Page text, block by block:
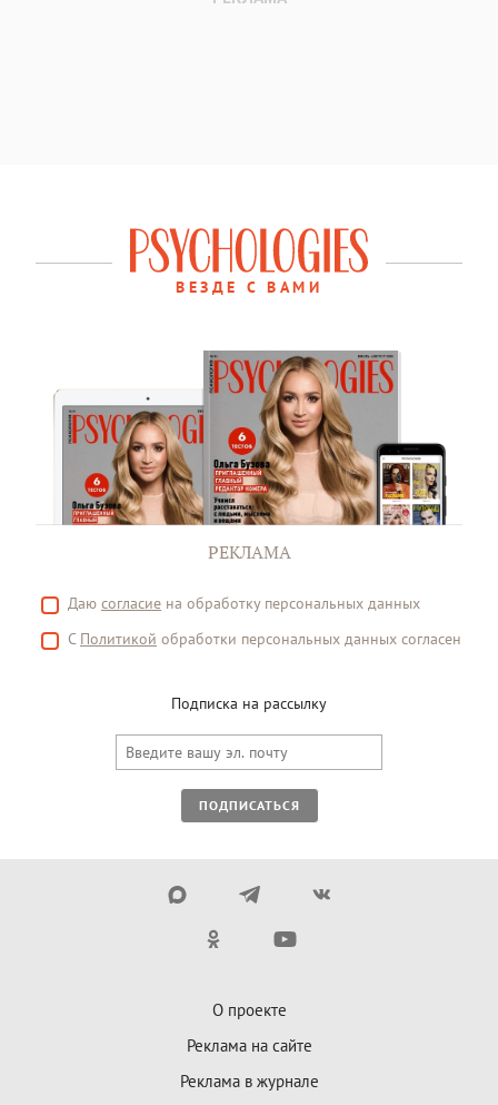
ВЕЗДЕ С ВАМИ
РЕКЛАМА
Даю согласие на обработку персональных данных
С Политикой обработки персональных данных согласен
Подписка на рассылку
ПОДПИСАТЬСЯ
О проекте
Реклама на сайте
Реклама в журнале